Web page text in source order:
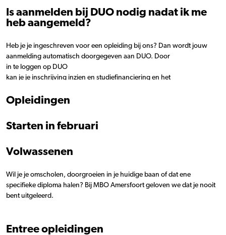
Is aanmelden bij DUO nodig nadat ik me
heb aangemeld?
Heb je je ingeschreven voor een opleiding bij ons? Dan wordt jouw
aanmelding automatisch doorgegeven aan DUO. Door
in te loggen op DUO
kan je je inschrijving inzien en studiefinanciering en het
Opleidingen
Starten in februari
Volwassenen
Wil je je omscholen, doorgroeien in je huidige baan of dat ene
specifieke diploma halen? Bij MBO Amersfoort geloven we dat je nooit
bent uitgeleerd.
Entree opleidingen